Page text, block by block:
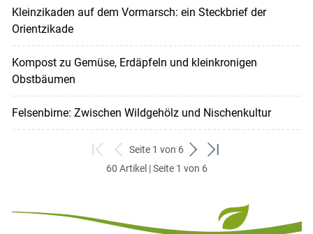
Kleinzikaden auf dem Vormarsch: ein Steckbrief der
Orientzikade
Kompost zu Gemüse, Erdäpfeln und kleinkronigen
Obstbäumen
Felsenbirne: Zwischen Wildgehölz und Nischenkultur
zum
ersten
zurück
zum
Seite 1 von 6
weiter
zum
zum
60 Artikel | Seite 1 von 6